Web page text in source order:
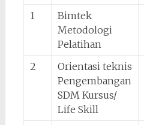
1
Bimtek
Metodologi
Pelatihan
2
Orientasi teknis
Pengembangan
SDM Kursus/
Life Skill